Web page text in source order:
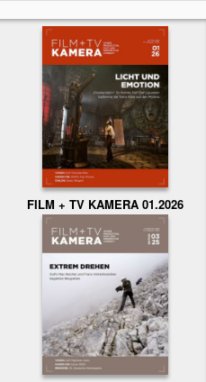
FILM + TV KAMERA 01.2026